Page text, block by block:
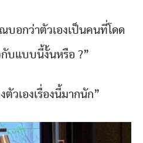
บอกว่าตัวเองเป็นคนที่โดด
บแบบนี้งั้นหรือ ?”
วเองเรื่องนี้มากนัก”